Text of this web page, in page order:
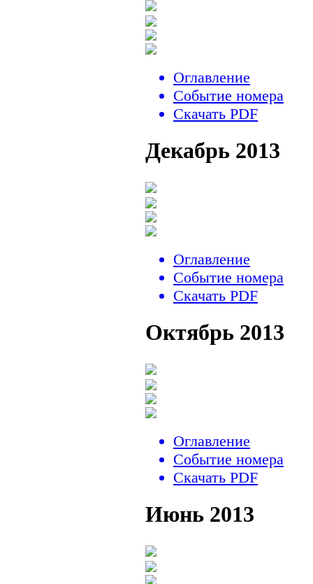
Оглавление
Событие номера
Скачать PDF
Декабрь 2013
Оглавление
Событие номера
Скачать PDF
Октябрь 2013
Оглавление
Событие номера
Скачать PDF
Июнь 2013